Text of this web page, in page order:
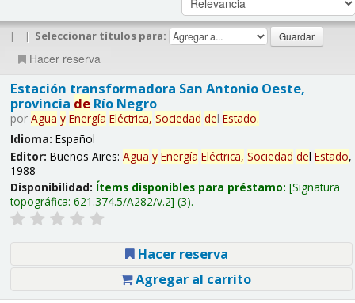
| | Seleccionar títulos para:
Hacer reserva
Estación transformadora San Antonio Oeste,
provincia deRío Negro
por Agua y Energía Eléctrica, Sociedad del Estado.
Idioma: Español
Editor: Buenos Aires: Agua y Energía Eléctrica, Sociedad del Estado,
1988
Disponibilidad: Ítems disponibles para préstamo: Signatura
topográfica: 621.374.5/A282/v.2 (3).
Hacer reserva
Agregar al carrito